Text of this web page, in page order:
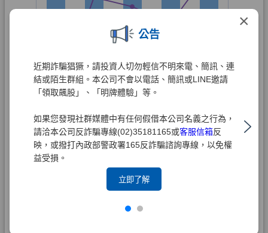
×
公告
近期詐騙猖獗，請投資人切勿輕信不明來電、簡訊、連
結或陌生群組。本公司不會以電話、簡訊或LINE邀請
「領取飆股」、「明牌體驗」等。
如果您發現社群媒體中有任何假借本公司名義之行為，
請洽本公司反詐騙專線(02)35181165或客服信箱反
映，或撥打內政部警政署165反詐騙諮詢專線，以免權
益受損。
立即了解